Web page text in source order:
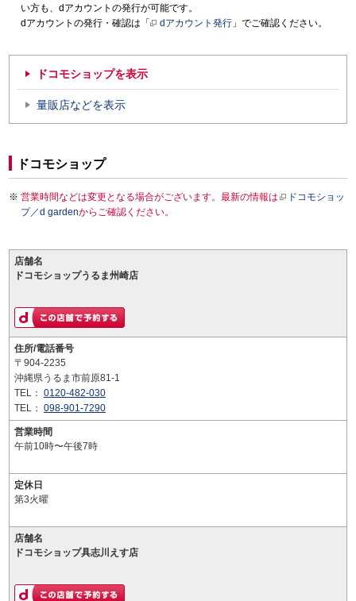
い方も、dアカウントの発行が可能です。
dアカウントの発行・確認は「
dアカウント発行 」でご確認ください。
ドコモショップを表示
量販店などを表示
ドコモショップ
営業時間などは変更となる場合がございます。最新の情報は
ドコモショッ
プ／d gardenからご確認ください。
店舗名
ドコモショップうるま州崎店
住所/電話番号
〒904-2235
沖縄県うるま市前原81-1
TEL： 0120-482-030
TEL： 098-901-7290
営業時間
午前10時〜午後7時
定休日
第3火曜
店舗名
ドコモショップ具志川えす店